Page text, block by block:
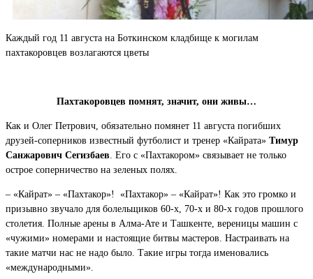
Каждый год 11 августа на Боткинском кладбище к могилам
пахтакоровцев возлагаются цветы
Пахтакоровцев помнят, значит, они живы…
Как и Олег Петрович, обязательно помянет 11 августа погибших
друзей-соперников известный футболист и тренер «Кайрата» Тимур
Санжарович Сегизбаев . Его с «Пахтакором» связывает не только
острое соперничество на зеленых полях.
– «Кайрат» – «Пахтакор»! «Пахтакор» – «Кайрат»! Как это громко и
призывно звучало для болельщиков 60-х, 70-х и 80-х годов прошлого
столетия. Полные арены в Алма-Ате и Ташкенте, вереницы машин с
«чужими» номерами и настоящие битвы мастеров. Настраивать на
такие матчи нас не надо было. Такие игры тогда именовались
«международными».